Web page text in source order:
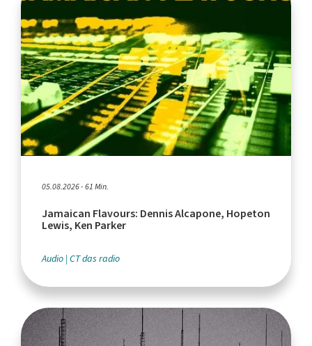
05.08.2026 - 61 Min.
Jamaican Flavours: Dennis Alcapone, Hopeton
Lewis, Ken Parker
Audio CT das radio